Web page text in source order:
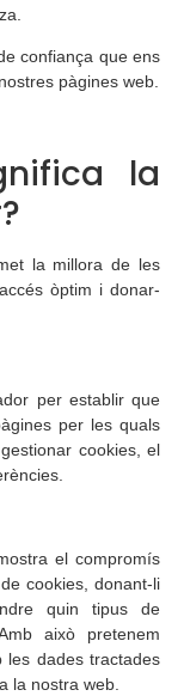
confiança que ens
pàgines web.
la
la millora de les
òptim i donar-
per establir que
per les quals
cookies, el
el compromís
cookies, donant-li
quin tipus de
això pretenem
les dades tractades
la nostra web.